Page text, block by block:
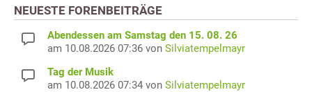
NEUESTE FORENBEITRÄGE
Abendessen am Samstag den 15. 08. 26
am 10.08.2026 07:36 von Silviatempelmayr
Tag der Musik
am 10.08.2026 07:34 von Silviatempelmayr